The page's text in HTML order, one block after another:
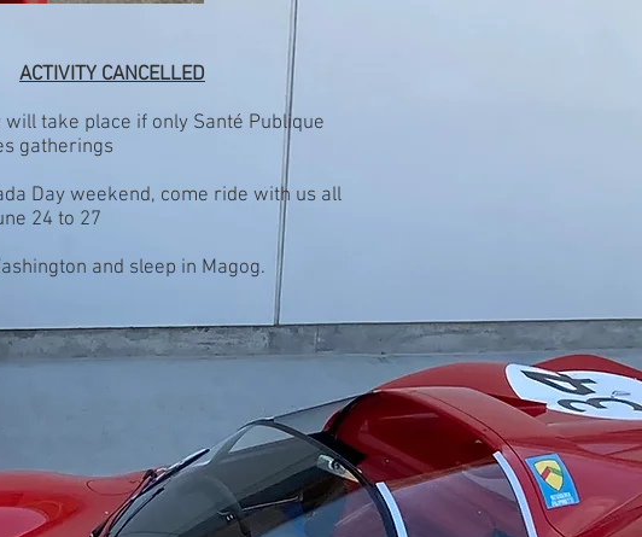
ACTIVITY CANCELLED
will take place if only Santé Publique
gatherings
Day weekend, come ride with us all
24 to 27
and sleep in Magog.